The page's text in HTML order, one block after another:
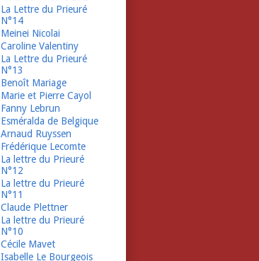
La Lettre du Prieuré
N°14
Meinei Nicolai
Caroline Valentiny
La Lettre du Prieuré
N°13
Benoît Mariage
Marie et Pierre Cayol
Fanny Lebrun
Esméralda de Belgique
Arnaud Ruyssen
Frédérique Lecomte
La lettre du Prieuré
N°12
La lettre du Prieuré
N°11
Claude Plettner
La lettre du Prieuré
N°10
Cécile Mavet
Isabelle Le Bourgeois